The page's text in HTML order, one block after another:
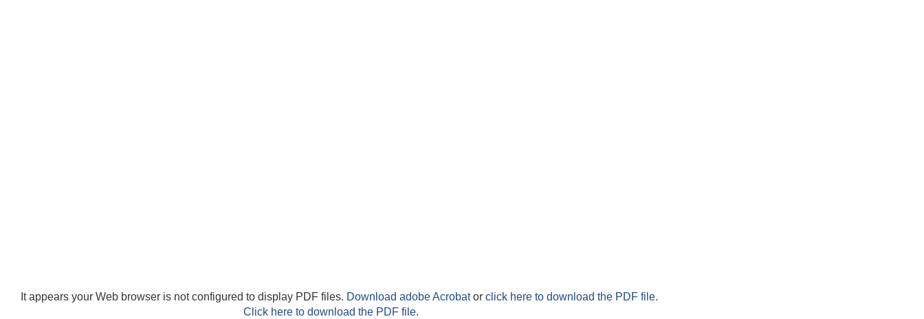
It appears your Web browser is not configured to display PDF files. Download adobe Acrobator click here to download the PDF file.
Click here to download the PDF file.